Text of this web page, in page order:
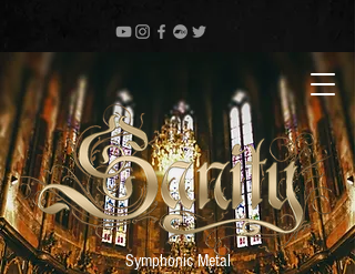
Symphonic Metal